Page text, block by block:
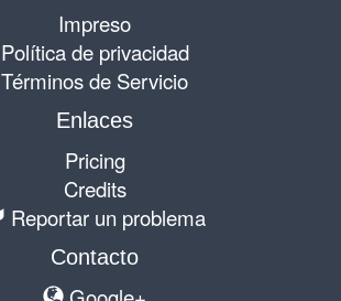
Impreso
Política de privacidad
Términos de Servicio
Enlaces
Pricing
Credits
Reportar un problema
Contacto